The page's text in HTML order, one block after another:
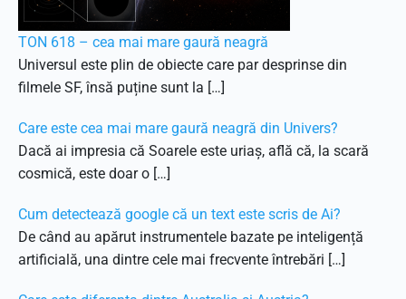
TON 618 – cea mai mare gaură neagră
Universul este plin de obiecte care par desprinse din
filmele SF, însă puține sunt la […]
Care este cea mai mare gaură neagră din Univers?
Dacă ai impresia că Soarele este uriaș, află că, la scară
cosmică, este doar o […]
Cum detectează google că un text este scris de Ai?
De când au apărut instrumentele bazate pe inteligență
artificială, una dintre cele mai frecvente întrebări […]